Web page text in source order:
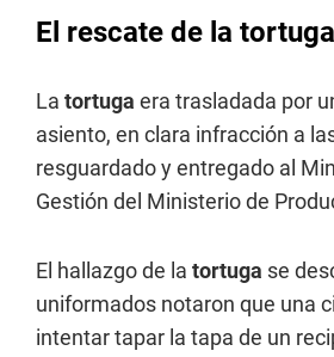
El rescate de la tortuga
La tortuga era trasladada por
asiento, en clara infracción a
resguardado y entregado al
Gestión del Ministerio de
El hallazgo de la tortuga se
uniformados notaron que una
intentar tapar la tapa de un